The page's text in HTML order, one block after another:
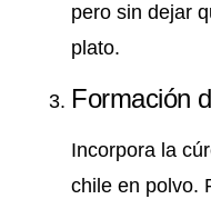
pero sin dejar
plato.
Formación
Incorpora la
chile en polvo.